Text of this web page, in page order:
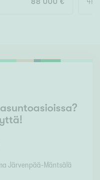
Järvenpää-Mäntsälä